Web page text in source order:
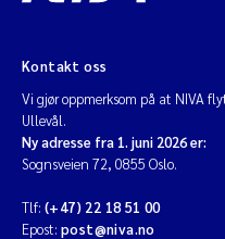
Kontakt oss
Vi gjør oppmerksom på at NIVA
Ullevål.
Ny adresse fra 1. juni 2026 er:
Sognsveien 72, 0855 Oslo.
Tlf: (+47) 22 18 51 00
Epost: post@niva.no